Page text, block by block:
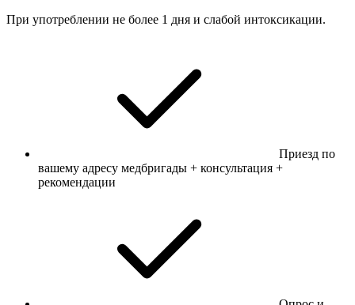
При употреблении не более 1 дня и слабой интоксикации.
Приезд по
вашему адресу медбригады + консультация +
рекомендации